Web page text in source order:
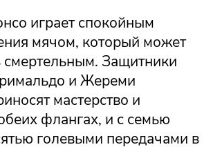
играет спокойным
мячом, который может
смертельным. Защитники
и Жереми
мастерство и
флангах, и с семью
голевыми передачами в